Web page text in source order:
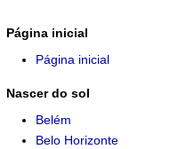
Página inicial
Página inicial
Nascer do sol
Belém
Belo Horizonte